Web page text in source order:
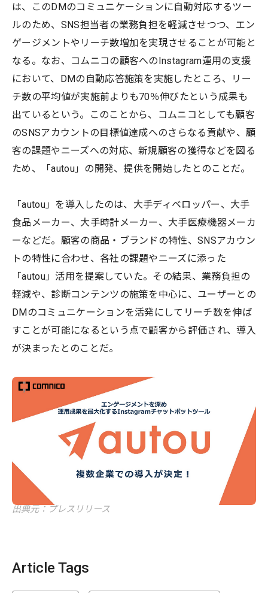
は、このDMのコミュニケーションに自動対応するツー
ルのため、SNS担当者の業務負担を軽減させつつ、エン
ゲージメントやリーチ数増加を実現させることが可能と
なる。なお、コムニコの顧客へのInstagram運用の支援
において、DMの自動応答施策を実施したところ、リー
チ数の平均値が実施前よりも70％伸びたという成果も
出ているという。このことから、コムニコとしても顧客
のSNSアカウントの目標値達成へのさらなる貢献や、顧
客の課題やニーズへの対応、新規顧客の獲得などを図る
ため、「autou」の開発、提供を開始したとのことだ。
「autou」を導入したのは、大手ディベロッパー、大手
食品メーカー、大手時計メーカー、大手医療機器メーカ
ーなどだ。顧客の商品・ブランドの特性、SNSアカウン
トの特性に合わせ、各社の課題やニーズに添った
「autou」活用を提案していた。その結果、業務負担の
軽減や、診断コンテンツの施策を中心に、ユーザーとの
DMのコミュニケーションを活発にしてリーチ数を伸ば
すことが可能になるという点で顧客から評価され、導入
が決まったとのことだ。
出典元：プレスリリース
Article Tags